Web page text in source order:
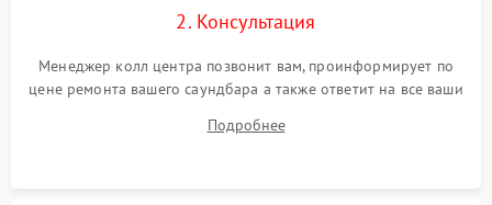
индикаторов
500 ₽ Подробнее →
2000 ₽
2. Консультация
Менеджер колл центра позвонит вам, проинформирует по
цене ремонта вашего саундбара а также ответит на все ваши
Подробнее